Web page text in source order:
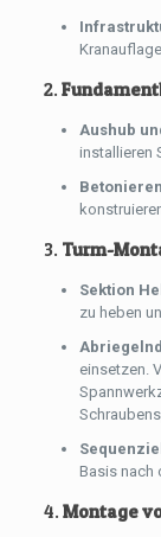
2.
Aushub
installieren
Betonieren
3. Turm-
Sektion
zu heben
Abriegelnd
einsetzen.
Basis nach
4. Montage